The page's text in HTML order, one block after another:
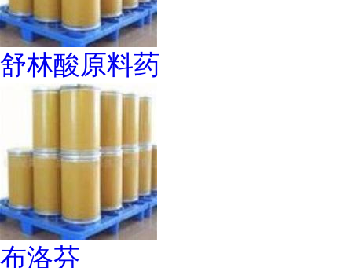
舒林酸原料药
布洛芬